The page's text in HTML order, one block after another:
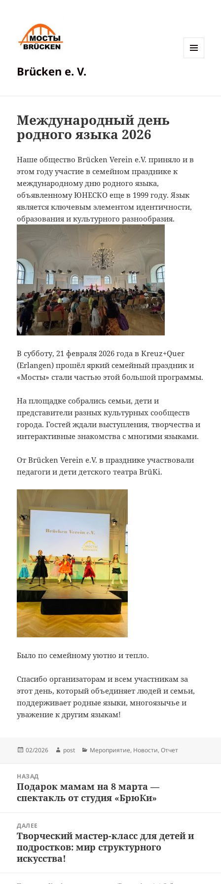
Brücken e. V.
Международный день
родного языка 2026
Наше общество Brücken Verein e.V. приняло и в
этом году участие в семейном празднике к
международному дню родного языка,
объявленному ЮНЕСКО еще в 1999 году. Язык
является ключевым элементом идентичности,
образования и культурного разнообразия.
В субботу, 21 февраля 2026 года в Kreuz+Quer
(Erlangen) прошёл яркий семейный праздник и
«Мосты» стали частью этой большой программы.
На площадке собрались семьи, дети и
представители разных культурных сообществ
города. Гостей ждали выступления, творчества и
интерактивные знакомства с многими языками.
От Brücken Verein e.V. в празднике участвовали
педагоги и дети детского театра BrüKi.
Было по семейному уютно и тепло.
Спасибо организаторам и всем участникам за
этот день, который объединяет людей и семьи,
поддерживает родные языки, многоязычье и
уважение к другим языкам!
Опубликовано
02/2026 Автор
post Рубрики
Мероприятие, Новости,Отчет
записям
НАЗАД
Предыдущая
запись:
Подарок мамам на 8 марта —
спектакль от студия «БрюКи»
ДАЛЕЕ
Следующая
запись:
Творческий мастер-класс для детей и
подростков: мир структурного
искусства!